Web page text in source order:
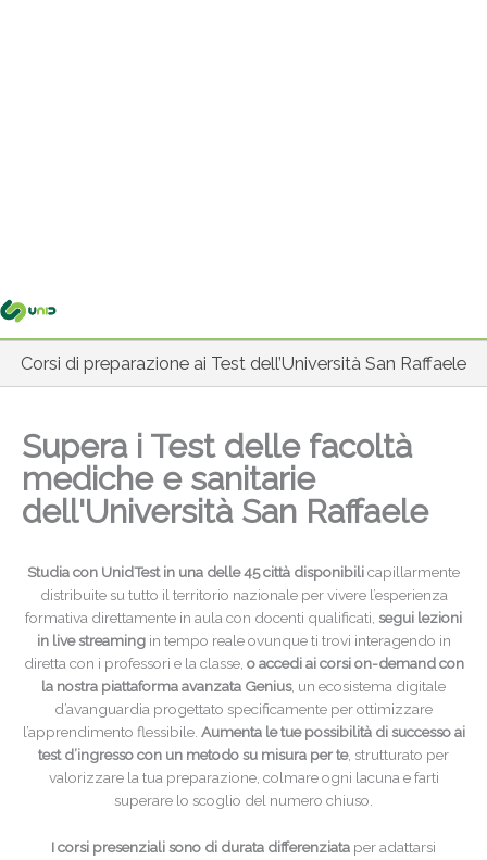
Corsi di preparazione ai Test dell’Università San Raffaele
Supera i Test delle facoltà
mediche e sanitarie
dell'Università San Raffaele
Studia con UnidTest in una delle 45 città disponibilicapillarmente
distribuite su tutto il territorio nazionale per vivere l’esperienza
formativa direttamente in aula con docenti qualificati, segui lezioni
in live streamingin tempo reale ovunque ti trovi interagendo in
diretta con i professori e la classe, o accedi ai corsi on-demand con
la nostra piattaforma avanzata Genius, un ecosistema digitale
d’avanguardia progettato specificamente per ottimizzare
l’apprendimento flessibile. Aumenta le tue possibilità di successo ai
test d’ingresso con un metodo su misura per te, strutturato per
valorizzare la tua preparazione, colmare ogni lacuna e farti
superare lo scoglio del numero chiuso.
I corsi presenziali sono di durata differenziata per adattarsi